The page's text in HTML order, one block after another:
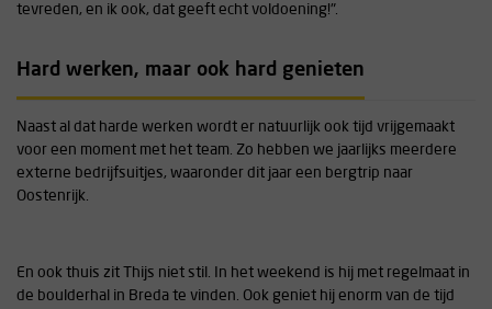
tevreden, en ik ook, dat geeft echt voldoening!".
Hard werken, maar ook hard genieten
Naast al dat harde werken wordt er natuurlijk ook tijd vrijgemaakt
voor een moment met het team. Zo hebben we jaarlijks meerdere
externe bedrijfsuitjes, waaronder dit jaar een bergtrip naar
Oostenrijk.
En ook thuis zit Thijs niet stil. In het weekend is hij met regelmaat in
de boulderhal in Breda te vinden. Ook geniet hij enorm van de tijd